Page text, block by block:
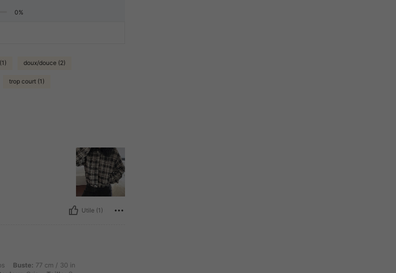
0%
doux/douce (2)
trop court (1)
Utile (1)
30 in, Taille: 67 cm / 26 in, Hanches: 91 cm / 36 in, Forme du corps: Triangle, Couleur: Gris, Taille: S
Buste: 77 cm / 30 in